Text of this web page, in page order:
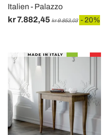
Italien - Palazzo
kr 7.882,45 kr 9.853,03 - 20%